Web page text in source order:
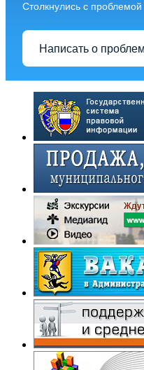
Столкнулись с
Написать о